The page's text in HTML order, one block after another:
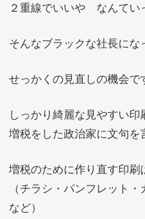
２重線でいいや なんてい
そんなブラックな社長にな
せっかくの見直しの機会で
しっかり綺麗な見やすい印
増税をした政治家に文句を
増税のために作り直す印刷
（チラシ・パンフレット
など）